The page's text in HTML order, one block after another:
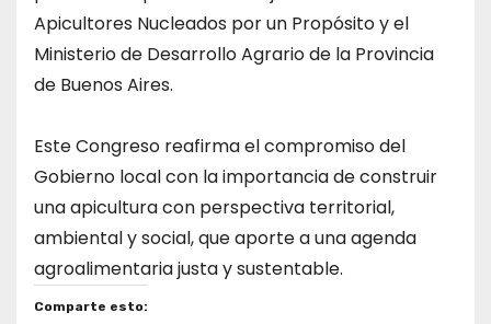
Apicultores Nucleados por un Propósito y el
Ministerio de Desarrollo Agrario de la Provincia
de Buenos Aires.
Este Congreso reafirma el compromiso del
Gobierno local con la importancia de construir
una apicultura con perspectiva territorial,
ambiental y social, que aporte a una agenda
agroalimentaria justa y sustentable.
Comparte esto: